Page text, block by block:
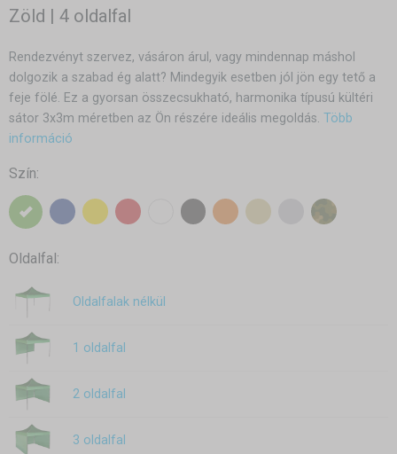
Zöld | 4 oldalfal
Rendezvényt szervez, vásáron árul, vagy mindennap máshol
dolgozik a szabad ég alatt? Mindegyik esetben jól jön egy tető a
feje fölé. Ez a gyorsan összecsukható, harmonika típusú kültéri
sátor 3x3m méretben az Ön részére ideális megoldás. Több
információ
Szín:
Oldalfal:
Oldalfalak nélkül
1 oldalfal
2 oldalfal
3 oldalfal